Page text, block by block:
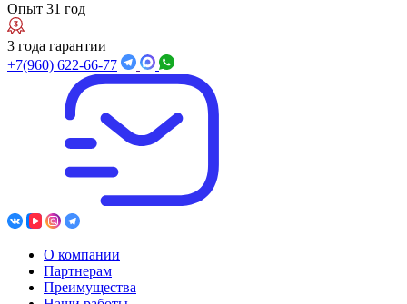
Опыт 31 год
3 года гарантии
+7(960) 622-66-77
О компании
Партнерам
Преимущества